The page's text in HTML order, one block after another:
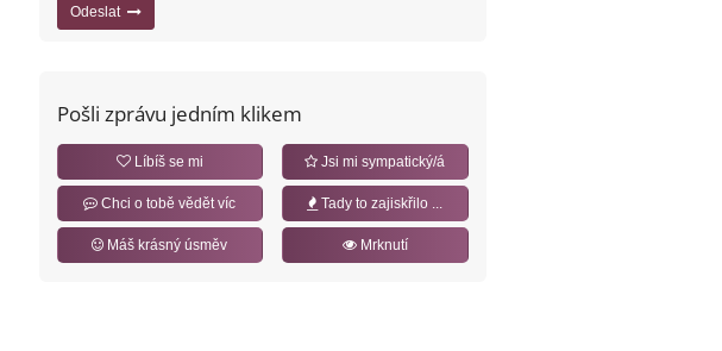
Odeslat
Pošli zprávu jedním klikem
Líbíš se mi Jsi mi sympatický/á
Chci o tobě vědět víc Tady to zajiskřilo ...
Máš krásný úsměv Mrknutí